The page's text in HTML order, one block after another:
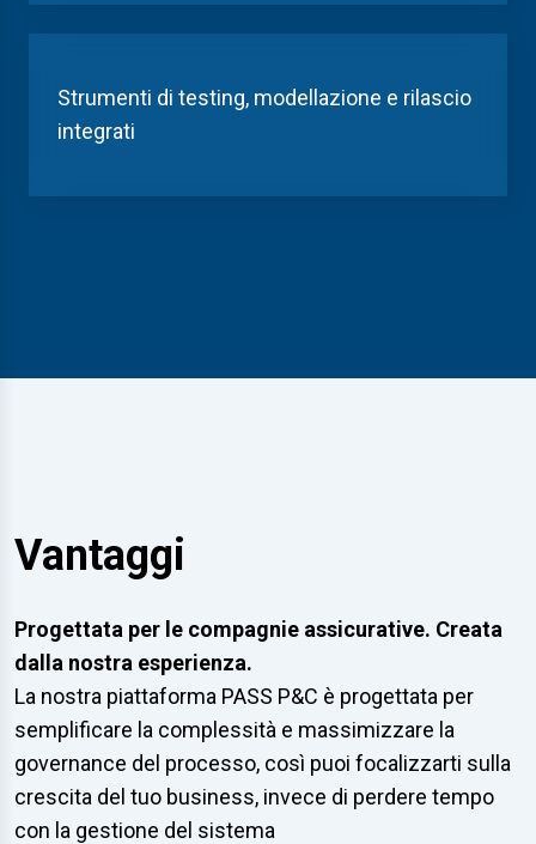
Strumenti di testing, modellazione e rilascio
integrati
Vantaggi
Progettata per le compagnie assicurative. Creata
dalla nostra esperienza.
La nostra piattaforma PASS P&C è progettata per
semplificare la complessità e massimizzare la
governance del processo, così puoi focalizzarti sulla
crescita del tuo business, invece di perdere tempo
con la gestione del sistema